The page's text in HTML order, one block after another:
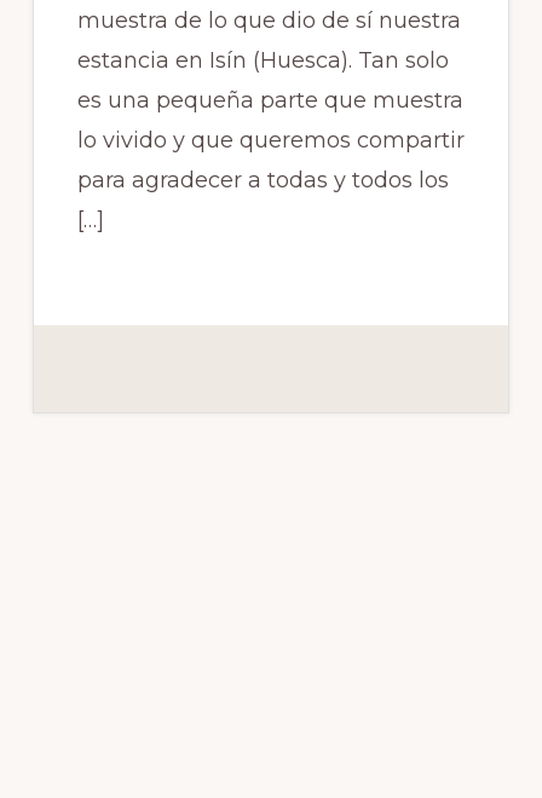
muestra de lo que dio de sí nuestra
estancia en Isín (Huesca). Tan solo
es una pequeña parte que muestra
lo vivido y que queremos compartir
para agradecer a todas y todos los
[…]